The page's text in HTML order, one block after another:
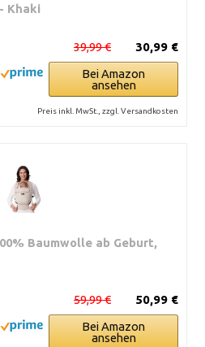
Khaki
30,99 €
39,99 €
Bei Amazon
ansehen
Preis inkl. MwSt., zzgl. Versandkosten
Baumwolle ab Geburt,
50,99 €
59,99 €
Bei Amazon
ansehen